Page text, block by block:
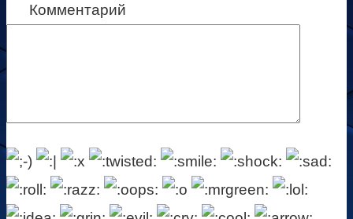
Комментарий